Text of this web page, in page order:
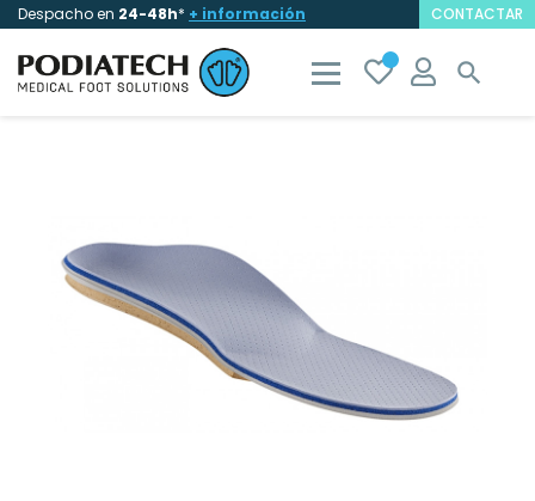
Despacho en 24-48h* + información CONTACTAR
